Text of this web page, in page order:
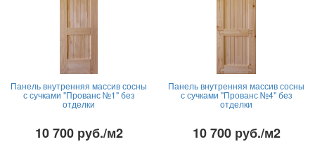
Панель внутренняя массив сосны
с сучками "Прованс №1" без
отделки
10 700 руб./м2
Панель внутренняя массив сосны
с сучками "Прованс №4" без
отделки
10 700 руб./м2